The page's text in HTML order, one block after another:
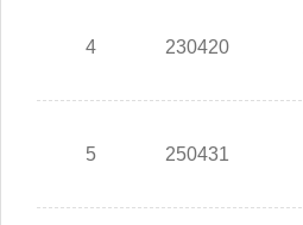
4 230420
5 250431